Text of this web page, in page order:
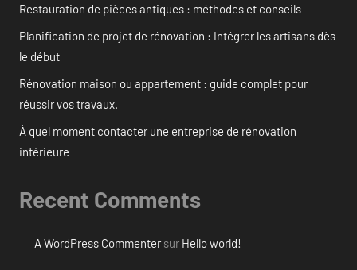
Restauration de pièces antiques : méthodes et conseils
Planification de projet de rénovation : Intégrer les artisans dès
le début
Rénovation maison ou appartement : guide complet pour
réussir vos travaux.
À quel moment contacter une entreprise de rénovation
intérieure
Recent Comments
A WordPress Commentersur Hello world!